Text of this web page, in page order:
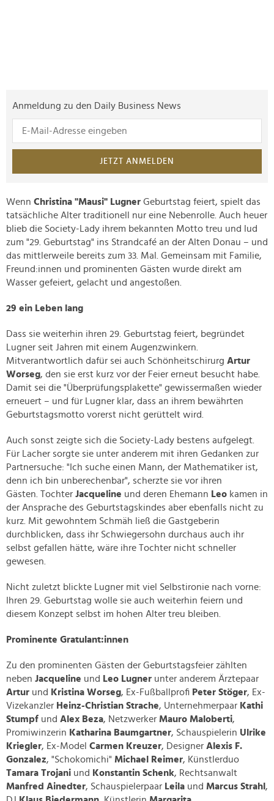
Anmeldung zu den Daily Business News
JETZT ANMELDEN
Wenn Christina "Mausi" Lugner Geburtstag feiert, spielt das
tatsächliche Alter traditionell nur eine Nebenrolle. Auch heuer
blieb die Society-Lady ihrem bekannten Motto treu und lud
zum "29. Geburtstag" ins Strandcafé an der Alten Donau – und
das mittlerweile bereits zum 33. Mal. Gemeinsam mit Familie,
Freund:innen und prominenten Gästen wurde direkt am
Wasser gefeiert, gelacht und angestoßen.
29 ein Leben lang
Dass sie weiterhin ihren 29. Geburtstag feiert, begründet
Lugner seit Jahren mit einem Augenzwinkern.
Mitverantwortlich dafür sei auch Schönheitschirurg Artur
Worseg, den sie erst kurz vor der Feier erneut besucht habe.
Damit sei die "Überprüfungsplakette" gewissermaßen wieder
erneuert – und für Lugner klar, dass an ihrem bewährten
Geburtstagsmotto vorerst nicht gerüttelt wird.
Auch sonst zeigte sich die Society-Lady bestens aufgelegt.
Für Lacher sorgte sie unter anderem mit ihren Gedanken zur
Partnersuche: "Ich suche einen Mann, der Mathematiker ist,
denn ich bin unberechenbar", scherzte sie vor ihren
Gästen. Tochter Jacqueline und deren Ehemann Leo kamen in
der Ansprache des Geburtstagskindes aber ebenfalls nicht zu
kurz. Mit gewohntem Schmäh ließ die Gastgeberin
durchblicken, dass ihr Schwiegersohn durchaus auch ihr
selbst gefallen hätte, wäre ihre Tochter nicht schneller
gewesen.
Nicht zuletzt blickte Lugner mit viel Selbstironie nach vorne:
Ihren 29. Geburtstag wolle sie auch weiterhin feiern und
diesem Konzept selbst im hohen Alter treu bleiben.
Prominente Gratulant:innen
Zu den prominenten Gästen der Geburtstagsfeier zählten
neben Jacqueline und Leo Lugner unter anderem Ärztepaar
Artur und Kristina Worseg, Ex-Fußballprofi Peter Stöger, Ex-
Vizekanzler Heinz-Christian Strache, Unternehmerpaar Kathi
Stumpf und Alex Beza, Netzwerker Mauro Maloberti,
Promiwinzerin Katharina Baumgartner, Schauspielerin Ulrike
Kriegler, Ex-Model Carmen Kreuzer, Designer Alexis F.
Gonzalez, "Schokomichi" Michael Reimer, Künstlerduo
Tamara Trojani und Konstantin Schenk, Rechtsanwalt
Manfred Ainedter, Schauspielerpaar Leila und Marcus Strahl ,